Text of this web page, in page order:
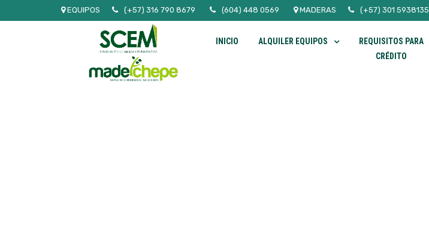
EQUIPOS (+57) 316 790 8679 (604) 448 0569 MADERAS (+57) 301 5938135
INICIO ALQUILER EQUIPOS
REQUISITOS PARA
CRÉDITO